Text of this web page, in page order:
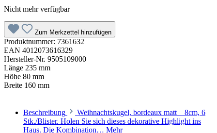
Nicht mehr verfügbar
Zum Merkzettel hinzufügen
Produktnummer: 7361632
EAN 4012073616329
Hersteller-Nr. 9505109000
Länge 235 mm
Höhe 80 mm
Breite 160 mm
Beschreibung
Weihnachtskugel, bordeaux matt _ 8cm, 6
Stk./Blister. Holen Sie sich dieses dekorative Highlight ins
Haus. Die Kombination… Mehr